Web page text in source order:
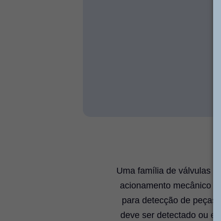
Uma família de válvulas
acionamento mecânico
para detecção de peças
deve ser detectado ou